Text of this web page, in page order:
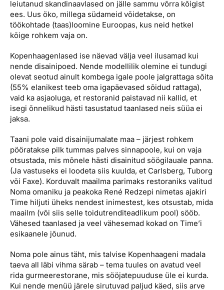
leiutanud skandinaavlased on jälle sammu võrra kõigist
ees. Uus öko, millega südameid võidetakse, on
töökohtade (taas)loomine Euroopas, kus neid hetkel
kõige rohkem vaja on.
Kopenhaagenlased ise näevad välja veel ilusamad kui
nende disainipoed. Nende modellilik olemine ei tundugi
olevat seotud ainult kombega igale poole jalgrattaga sõita
(55% elanikest teeb oma igapäevased sõidud rattaga),
vaid ka asjaoluga, et restoranid paistavad nii kallid, et
isegi õnnelikud hästi tasustatud taanlased neis süüa ei
jaksa.
Taani pole vaid disainijumalate maa – järjest rohkem
pööratakse pilk tummas palves sinnapoole, kui on vaja
otsustada, mis mõnele hästi disainitud söögilauale panna.
(Ja vastuseks ei loodeta siis kuulda, et Carlsberg, Tuborg
või Faxe). Korduvalt maailma parimaks restoraniks valitud
Noma omaniku ja peakoka René Redzepi nimetas ajakiri
Time hiljuti üheks nendest inimestest, kes otsustab, mida
maailm (või siis selle toidutrenditeadlikum pool) sööb.
Vähesed taanlased ja veel vähesemad kokad on Time’i
esikaanele jõunud.
Noma pole ainus täht, mis talvise Kopenhaageni madala
taeva all läbi vihma särab – tema tuules on avatud veel
rida gurmeerestorane, mis sööjatepuuduse üle ei kurda.
Kui nende menüü järele sirutuvad paljud käed, siis arve